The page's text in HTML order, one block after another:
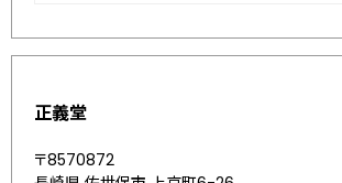
正義堂
〒8570872